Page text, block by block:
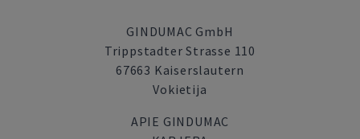
GINDUMAC GmbH
Trippstadter Strasse 110
67663 Kaiserslautern
Vokietija
APIE GINDUMAC